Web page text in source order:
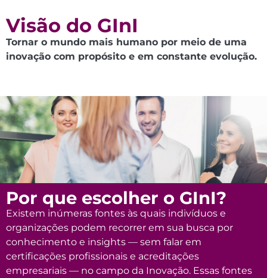
Visão do GInI
Tornar o mundo mais humano por meio de uma
inovação com propósito e em constante evolução.
Por que escolher o GInI?
Existem inúmeras fontes às quais indivíduos e
organizações podem recorrer em sua busca por
conhecimento e insights — sem falar em
certificações profissionais e acreditações
empresariais — no campo da Inovação. Essas fontes